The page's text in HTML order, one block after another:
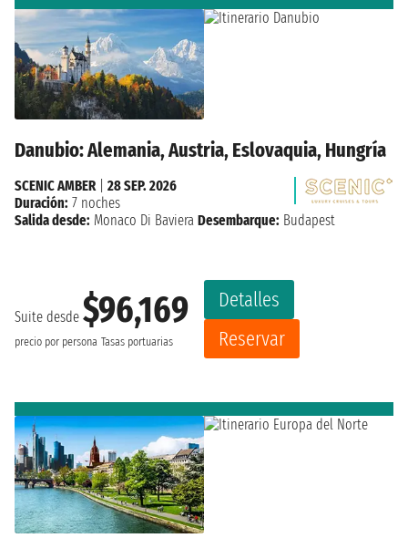
Danubio: Alemania, Austria, Eslovaquia, Hungría
Suite desde $96,169
precio por persona Tasas portuarias
Detalles
Reservar
SCENIC AMBER
28 SEP. 2026
Duración: 7 noches
Salida desde: Monaco Di Baviera Desembarque: Budapest